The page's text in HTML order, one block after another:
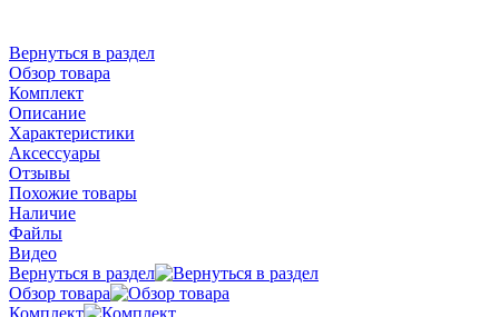
Вернуться в раздел
Обзор товара
Комплект
Описание
Характеристики
Аксессуары
Отзывы
Похожие товары
Наличие
Файлы
Видео
Вернуться в раздел
Обзор товара
Комплект